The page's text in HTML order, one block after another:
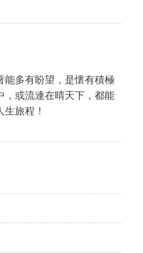
能多有盼望，是懷有積極
，或流連在晴天下，都能
旅程！